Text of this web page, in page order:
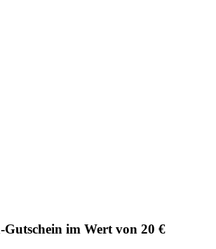
Gutschein im Wert von 20 €